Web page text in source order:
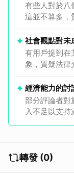
有些人對於八
這並不算多，
社會觀點對未
有用戶提到在
象，質疑法律
經濟能力的討
部分評論者對
入不足以支持
轉發 (0)